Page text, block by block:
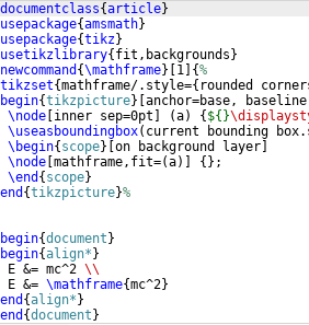
{article}
{amsmath}
{tikz}
{ fit,backgrounds }
{\mathframe} 1 {%
{mathframe/.style={ rounded
{tikzpicture} anchor=base, baseline
\node inner sep=0pt (a) { ${}
\useasboundingbox( current bounding
\begin{ scope} on background layer
\node mathframe,fit=(a)] { } ;
\end { scope}
{tikzpicture}%
{document }
{align* }
E &= mc^2
\\
E &=
\mathframe{mc^2}
{align* }
{document }